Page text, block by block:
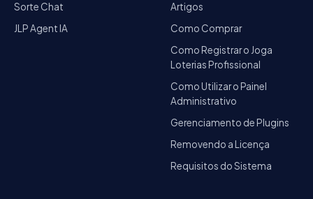
Sorte Chat
JLP Agent IA
Artigos
Como Comprar
Como Registrar o Joga
Loterias Profissional
Como Utilizar o Painel
Administrativo
Gerenciamento de Plugins
Removendo a Licença
Requisitos do Sistema